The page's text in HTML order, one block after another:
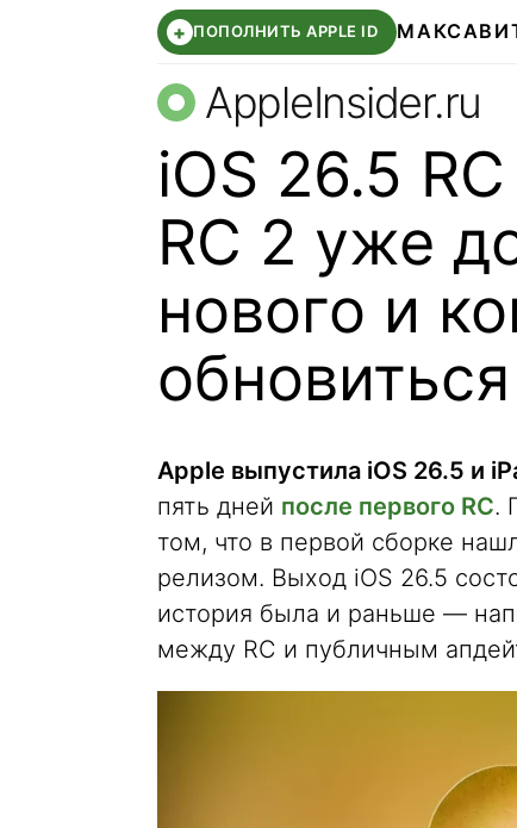
+ ПОПОЛНИТЬ APPLE ID МАКС
AppleInsider.ru
iOS 26.5
RC 2 уже
нового и
обновиться
Apple выпустила iOS 26.5 и
пять дней после первого RC.
том, что в первой сборке
релизом. Выход iOS 26.5
история была и раньше —
между RC и публичным